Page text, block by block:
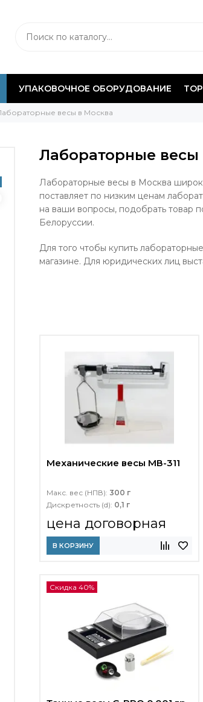
УПАКОВОЧНОЕ ОБОРУДОВАНИЕ
весы в Москва
Лабораторные весы
Лабораторные весы в Москва
поставляет по низким ценам
на ваши вопросы, подобрать товар
Белоруссии.
Для того чтобы купить
магазине. Для юридических лиц
Механические весы МВ-311
Макс. вес (НПВ): 300 г
Дискретность (d): 0,1 г
цена договорная
В КОРЗИНУ
Скидка 40%